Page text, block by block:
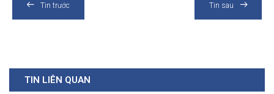
Tin trước Tin sau
TIN LIÊN QUAN